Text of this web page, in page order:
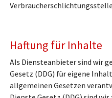
Haftung für Inhalte
Als Diensteanbieter sind wir
Gesetz (DDG) für eigene
allgemeinen Gesetzen